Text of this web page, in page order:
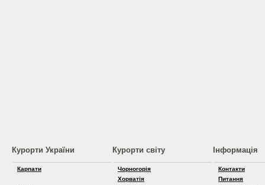
Курорти України
Карпати
Курорти світу
Чорногорія
Хорватія
Інформація
Контакти
Питання